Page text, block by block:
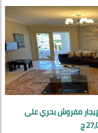
مفروش بحري على